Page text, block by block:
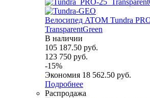
Велосипед ATOM Tundra
TransparentGreen
В наличии
105 187.50 руб.
123 750 руб.
-15%
Экономия 18 562.50 руб.
Подробнее
Распродажа